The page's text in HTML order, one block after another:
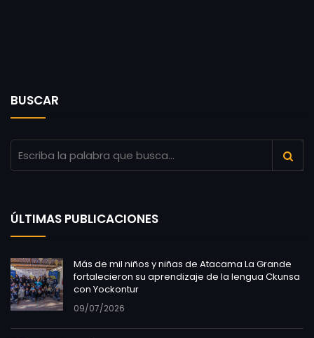
BUSCAR
ÚLTIMAS PUBLICACIONES
Más de mil niños y niñas de Atacama La Grande
fortalecieron su aprendizaje de la lengua Ckunsa
con Yockontur
09/07/2026